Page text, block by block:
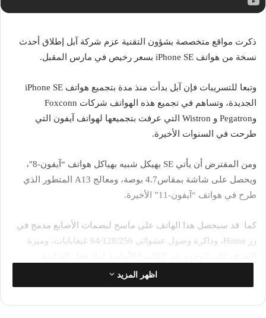
ذكرت مواقع متخصصة بشؤون التقنية عزم شركة آبل إطلاق أحدث
نسخة من هواتف iPhone SE بسعر رخيص في مارس المقبل.
وتبعا للتسريبات فإن آبل بدأت منذ مدة بتجميع هواتف iPhone SE
الجديدة، وتساهم في تجميع هذه الهواتف شركات Foxconn
وPegatron و Wistron التي عرفت بتجميعها لهواتف آيفون التي
طرحت في السنوات الأخيرة.
ومن المفترض أن يأتي SE بهيكل شبيه بهياكل هواتف “آيفون-8″،
ويحصل على شاشة بمقاس4.7 بوصة، ومعالج A13 المتطور الذي
طرح في هواتف “آيفون-11” الأخيرة.
كما قد سيحصل هذا الهاتف على ماسح لبصمات الأصابع مدمج في
زر Home، وذاكرة وصول عشوائي 64/128/256 غيغابايات، وميزة
وكانت آبل قد طرحت آخر نموذج من هواتف iPhone SE عام 2016،
اظهر المزيد